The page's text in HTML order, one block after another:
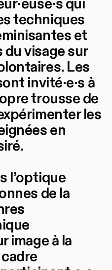
qui
techniques
et
visage sur
Les
invité·e·s à
trousse de
les
en
l’optique
de la
image à la